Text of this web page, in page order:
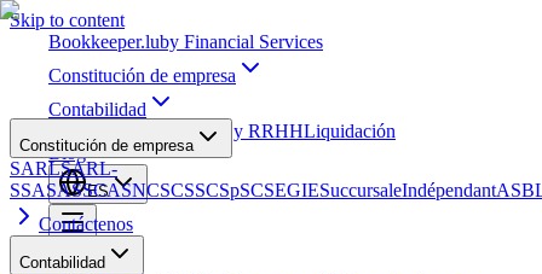
Skip to content
Bookkeeper.luby Financial Services
Constitución de empresa
Contabilidad
Nóminas y RRHHLiquidación
Blog
ES
Constitución de empresa
SARLSARL-
SSASASSCASNCSCSSCSpSCSEGIESuccursaleIndépendant
Contáctenos
Contabilidad